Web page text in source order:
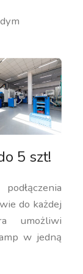
5 szt!
do każdej
umożliwi
w jedną